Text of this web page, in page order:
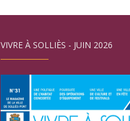
VIVRE À SOLLIÈS - JUIN 2026